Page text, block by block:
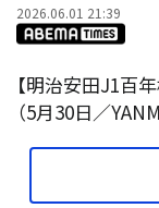
2026.06.01 21:39
【明治安田J1百
（5月30日／